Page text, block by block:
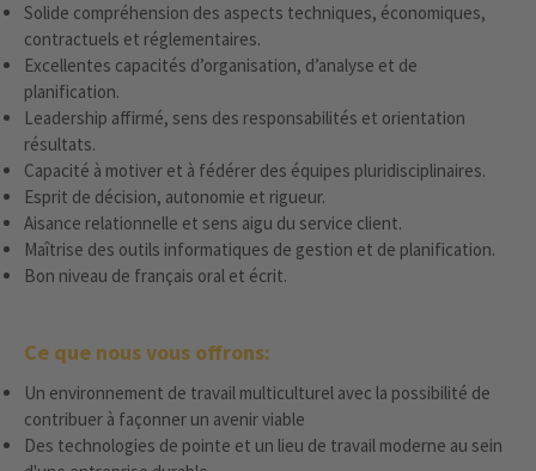
Solide compréhension des aspects techniques, économiques,
contractuels et réglementaires.
Excellentes capacités d’organisation, d’analyse et de
planification.
Leadership affirmé, sens des responsabilités et orientation
résultats.
Capacité à motiver et à fédérer des équipes pluridisciplinaires.
Esprit de décision, autonomie et rigueur.
Aisance relationnelle et sens aigu du service client.
Maîtrise des outils informatiques de gestion et de planification.
Bon niveau de français oral et écrit.
Ce que nous vous offrons:
Un environnement de travail multiculturel avec la possibilité de
contribuer à façonner un avenir viable
Des technologies de pointe et un lieu de travail moderne au sein